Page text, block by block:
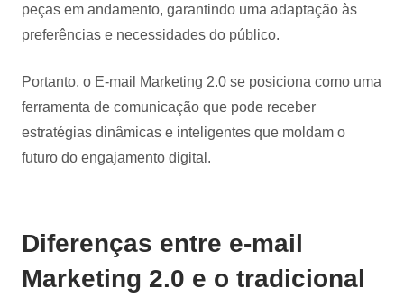
peças em andamento, garantindo uma adaptação às
preferências e necessidades do público.
Portanto, o E-mail Marketing 2.0 se posiciona como uma
ferramenta de comunicação que pode receber
estratégias dinâmicas e inteligentes que moldam o
futuro do engajamento digital.
Diferenças entre e-mail
Marketing 2.0 e o tradicional